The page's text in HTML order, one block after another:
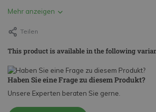
Mehr anzeigen
Teilen
This product is available in the following
Haben Sie eine Frage zu diesem Produkt?
Unsere Experten beraten Sie gerne.